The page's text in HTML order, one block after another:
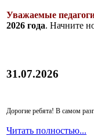
Уважаемые
2026 года. Начните
31.07.2026
Дорогие ребята! В самом
Читать полностью...